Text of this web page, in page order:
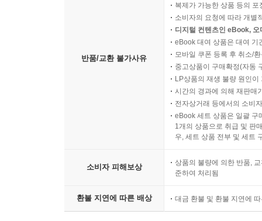
반품/교환 불가사유
복제가 가능한 상품 등의
소비자의 요청에 따라 개별
디지털 컨텐츠인 eBook,
eBook 대여 상품은 대여 기
모바일 쿠폰 등록 후 취소/
중고상품이 구매확정(자동
LP상품의 재생 불량 원인
시간의 경과에 의해 재판매
전자상거래 등에서의 소비
eBook 세트 상품은 일괄 구
1개의 상품으로 취급 및 판
우, 세트 상품 전부 및 세트
소비자 피해보상
상품의 불량에 의한 반품,
준하여 처리됨
환불 지연에 따른 배상 대금 환불 및 환불 지연에